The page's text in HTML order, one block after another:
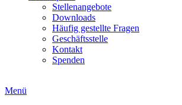
Stellenangebote
Downloads
Häufig gestellte Fragen
Geschäftsstelle
Kontakt
Spenden
Menü